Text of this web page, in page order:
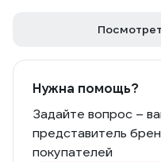
Нужна помощь?
Задайте вопрос –
представитель
покупателей